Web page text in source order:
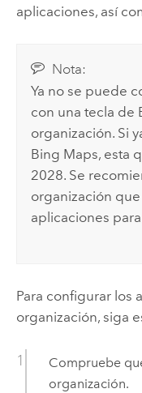
aplicaciones, así
Nota:
Ya no se puede
con una tecla de
organización. Si
Bing Maps, esta
2028. Se
organización
aplicaciones
Para configurar los
organización, siga
Compruebe
organización.